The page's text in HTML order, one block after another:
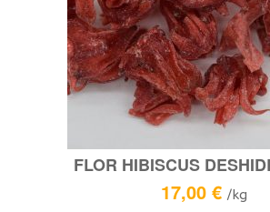
FLOR HIBISCUS
17,00 €/kg